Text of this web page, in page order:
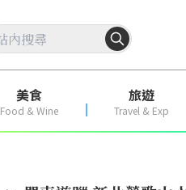
美食
Food & Wine
旅遊
Travel & Exp